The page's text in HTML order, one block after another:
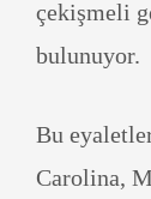
çekişmeli
bulunuyor.
Bu
Carolina,